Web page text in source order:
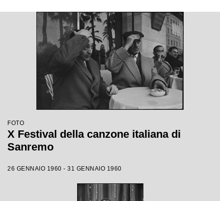
FOTO
X Festival della canzone italiana di
Sanremo
26 GENNAIO 1960 - 31 GENNAIO 1960